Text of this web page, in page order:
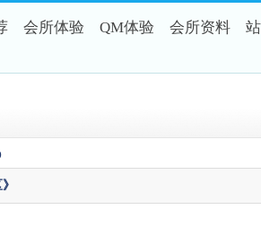
会所体验 QM体验 会所资料